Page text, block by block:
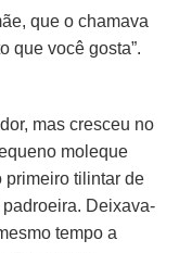
que o chamava
que você gosta”.
mas cresceu no
moleque
primeiro tilintar de
Deixava-
tempo a